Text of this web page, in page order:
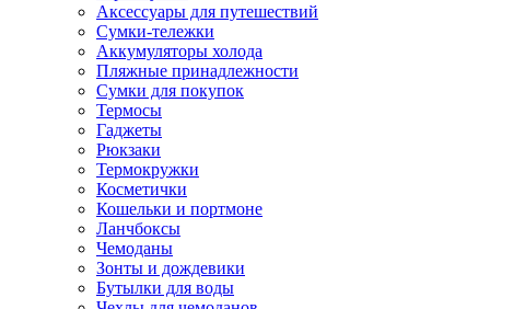
Аксессуары для путешествий
Сумки-тележки
Аккумуляторы холода
Пляжные принадлежности
Сумки для покупок
Термосы
Гаджеты
Рюкзаки
Термокружки
Косметички
Кошельки и портмоне
Ланчбоксы
Чемоданы
Зонты и дождевики
Бутылки для воды